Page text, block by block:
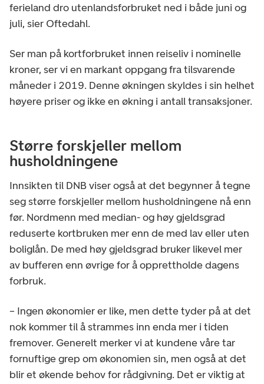
ferieland dro utenlandsforbruket ned i både juni og
juli, sier Oftedahl.
Ser man på kortforbruket innen reiseliv i nominelle
kroner, ser vi en markant oppgang fra tilsvarende
måneder i 2019. Denne økningen skyldes i sin helhet
høyere priser og ikke en økning i antall transaksjoner.
Større forskjeller mellom
husholdningene
Innsikten til DNB viser også at det begynner å tegne
seg større forskjeller mellom husholdningene nå enn
før. Nordmenn med median- og høy gjeldsgrad
reduserte kortbruken mer enn de med lav eller uten
boliglån. De med høy gjeldsgrad bruker likevel mer
av bufferen enn øvrige for å opprettholde dagens
forbruk.
– Ingen økonomier er like, men dette tyder på at det
nok kommer til å strammes inn enda mer i tiden
fremover. Generelt merker vi at kundene våre tar
fornuftige grep om økonomien sin, men også at det
blir et økende behov for rådgivning. Det er viktig at